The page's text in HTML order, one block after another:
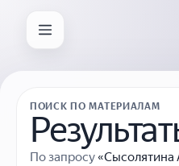
ПОИСК ПО МАТЕРИАЛАМ
По запросу«Сысолятина